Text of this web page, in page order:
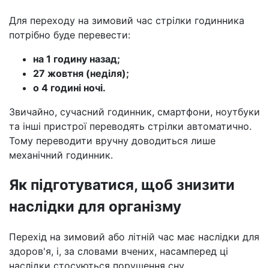
Для переходу на зимовий час стрілки годинника
потрібно буде перевести:
на 1 годину назад;
27 жовтня (неділя);
о 4 годині ночі.
Звичайно, сучасний годинник, смартфони, ноутбуки
та інші пристрої переводять стрілки автоматично.
Тому переводити вручну доводиться лише
механічний годинник.
Як підготуватися, щоб знизити
наслідки для організму
Перехід на зимовий або літній час має наслідки для
здоров'я, і, за словами вчених, насамперед ці